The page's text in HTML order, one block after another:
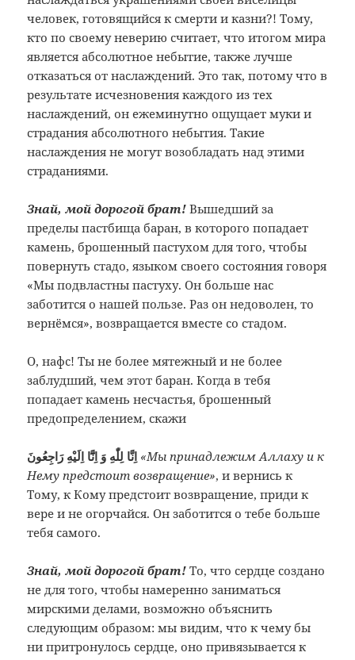
человек, готовящийся к смерти и казни?! Тому,
кто по своему неверию считает, что итогом мира
является абсолютное небытие, также лучше
отказаться от наслаждений. Это так, потому что в
результате исчезновения каждого из тех
наслаждений, он ежеминутно ощущает муки и
страдания абсолютного небытия. Такие
наслаждения не могут возобладать над этими
страданиями.
Знай, мой дорогой брат! Вышедший за
пределы пастбища баран, в которого попадает
камень, брошенный пастухом для того, чтобы
повернуть стадо, языком своего состояния говоря
«Мы подвластны пастуху. Он больше нас
заботится о нашей пользе. Раз он недоволен, то
вернёмся», возвращается вместе со стадом.
О, нафс! Ты не более мятежный и не более
заблудший, чем этот баран. Когда в тебя
попадает камень несчастья, брошенный
предопределением, скажи
«Мы принадлежим Аллаху и к
Нему предстоит возвращение», и вернись к
Тому, к Кому предстоит возвращение, приди к
вере и не огорчайся. Он заботится о тебе больше
тебя самого.
Знай, мой дорогой брат! То, что сердце создано
не для того, чтобы намеренно заниматься
мирскими делами, возможно объяснить
следующим образом: мы видим, что к чему бы
ни притронулось сердце, оно привязывается к